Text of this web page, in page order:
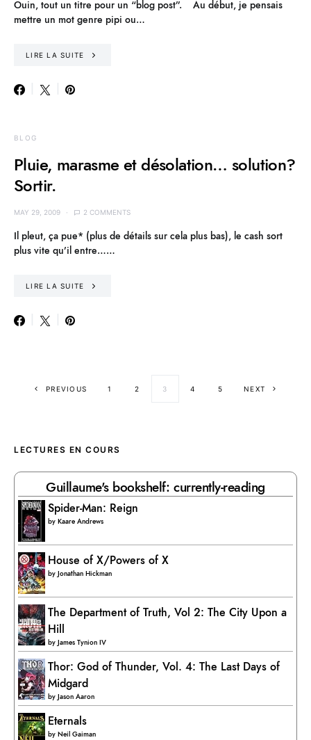
Ouin, tout un titre pour un “blog post”. Au début, je pensais
mettre un mot genre pipi ou…
LIRE LA SUITE
BLOG
Pluie, marasme et désolation… solution?
Sortir.
MAY 29, 2009 2 COMMENTS
Il pleut, ça pue* (plus de détails sur cela plus bas), le cash sort
plus vite qu’il entre……
LIRE LA SUITE
Posts pagination
PREVIOUS 1 2 3 4 5 NEXT
LECTURES EN COURS
Guillaume's bookshelf: currently-reading
Spider-Man: Reign
by Kaare Andrews
House of X/Powers of X
byJonathan Hickman
The Department of Truth, Vol 2: The City Upon a
Hill
byJames Tynion IV
Thor: God of Thunder, Vol. 4: The Last Days of
Midgard
byJason Aaron
Eternals
by Neil Gaiman